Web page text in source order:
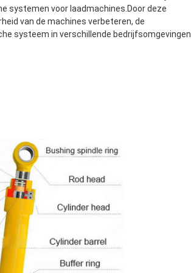
systemen voor laadmachines.Door deze
van de machines verbeteren, de
systeem in verschillende bedrijfsomgevingen